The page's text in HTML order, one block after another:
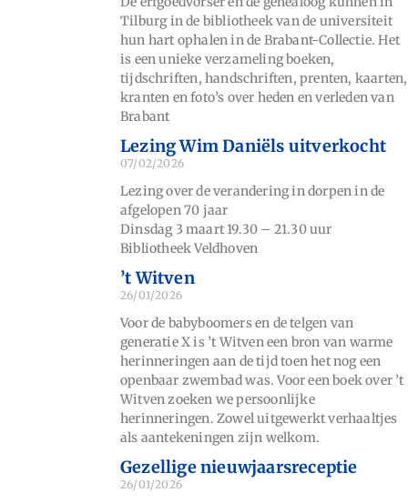
Tilburg in de bibliotheek van de universiteit
hun hart ophalen in de Brabant-Collectie. Het
is een unieke verzameling boeken,
tijdschriften, handschriften, prenten, kaarten,
kranten en foto’s over heden en verleden van
Brabant
Lezing Wim Daniëls uitverkocht
07/02/2026
Lezing over de verandering in dorpen in de
afgelopen 70 jaar
Dinsdag 3 maart 19.30 – 21.30 uur
Bibliotheek Veldhoven
’t Witven
26/01/2026
Voor de babyboomers en de telgen van
generatie X is ’t Witven een bron van warme
herinneringen aan de tijd toen het nog een
openbaar zwembad was. Voor een boek over ’t
Witven zoeken we persoonlijke
herinneringen. Zowel uitgewerkt verhaaltjes
als aantekeningen zijn welkom.
Gezellige nieuwjaarsreceptie
26/01/2026